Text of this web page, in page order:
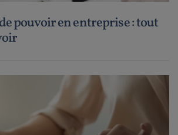
pouvoir en entreprise : tout